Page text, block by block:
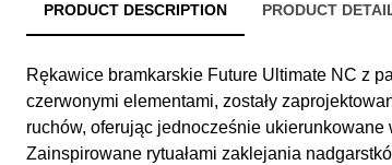
PRODUCT DESCRIPTION PRODUCT
Rękawice bramkarskie Future Ultimate NC z
czerwonymi elementami, zostały
ruchów, oferując jednocześnie
Zainspirowane rytuałami zaklejania